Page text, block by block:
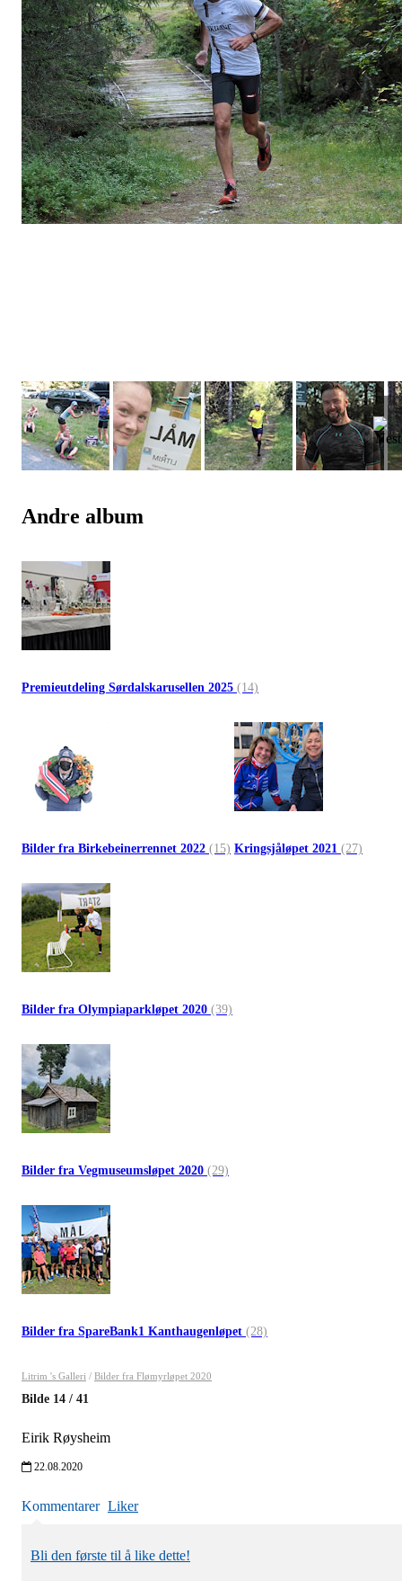
Andre album
Premieutdeling Sørdalskarusellen 2025 (14)
Bilder fra Birkebeinerrennet 2022 (15) Kringsjåløpet 2021 (27)
Bilder fra Olympiaparkløpet 2020 (39)
Bilder fra Vegmuseumsløpet 2020 (29)
Bilder fra SpareBank1 Kanthaugenløpet (28)
Litrim 's Galleri / Bilder fra Flømyrløpet 2020
Bilde 14 / 41
Eirik Røysheim
22.08.2020
Kommentarer Liker
Bli den første til å like dette!